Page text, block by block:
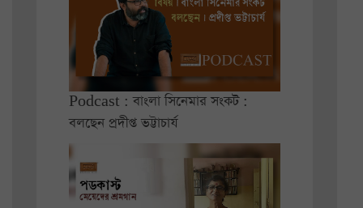
Podcast : বাংলা সিনেমার সংকট :
বলছেন প্রদীপ্ত ভট্টাচার্য